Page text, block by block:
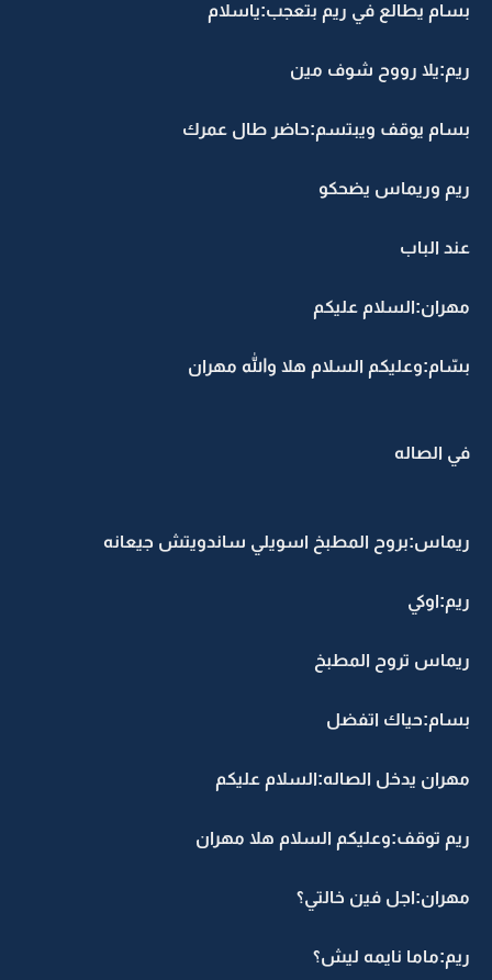
بسام يطالع في ريم بتعجب:ياسلام
ريم:يلا رووح شوف مين
بسام يوقف ويبتسم:حاضر طال عمرك
ريم وريماس يضحكو
عند الباب
مهران:السلام عليكم
بسّام:وعليكم السلام هلا والله مهران
في الصاله
ريماس:بروح المطبخ اسويلي ساندويتش جيعانه
ريم:اوكي
ريماس تروح المطبخ
بسام:حياك اتفضل
مهران يدخل الصاله:السلام عليكم
ريم توقف:وعليكم السلام هلا مهران
مهران:اجل فين خالتي؟
ريم:ماما نايمه ليش؟